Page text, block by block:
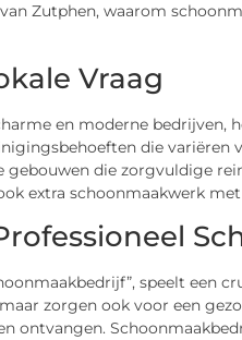
Zutphen, waarom
Vraag
en moderne bedrijven,
die
gebouwen die zorgvuldige
extra schoonmaakwerk
speelt een
zorgen ook voor een
ontvangen.